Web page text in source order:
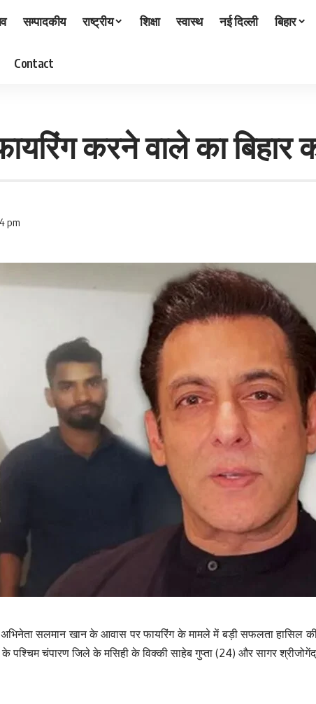
सम्पादकीय राष्ट्रीय शिक्षा स्वास्थ नई दिल्ली बिहार
Contact
करने वाले का बिहार
pm
सलमान खान के आवास पर फायरिंग के मामले में बड़ी सफलता हासिल
के पश्चिम चंपारण जिले के मसिही के विक्की साहेब गुप्ता (24) और सागर